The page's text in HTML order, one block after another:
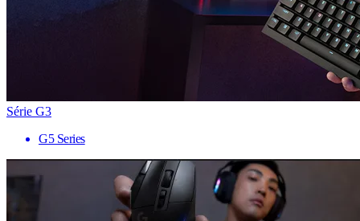
Série G3
G5 Series